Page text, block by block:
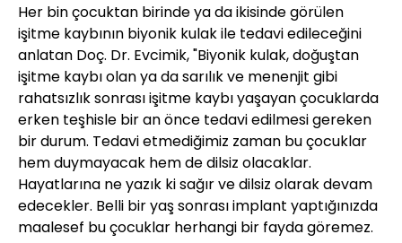
Her bin çocuktan birinde ya da ikisinde görülen
işitme kaybının biyonik kulak ile tedavi edileceğini
anlatan Doç. Dr. Evcimik, "Biyonik kulak, doğuştan
işitme kaybı olan ya da sarılık ve menenjit gibi
rahatsızlık sonrası işitme kaybı yaşayan çocuklarda
erken teşhisle bir an önce tedavi edilmesi gereken
bir durum. Tedavi etmediğimiz zaman bu çocuklar
hem duymayacak hem de dilsiz olacaklar.
Hayatlarına ne yazık ki sağır ve dilsiz olarak devam
edecekler. Belli bir yaş sonrası implant yaptığınızda
maalesef bu çocuklar herhangi bir fayda göremez.